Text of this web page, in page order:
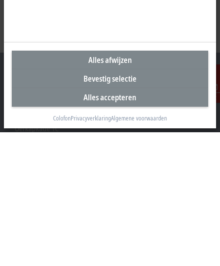
Contact
Hoofdkantoor Nederland
Beckhoff Automation B.V.
Oerkapkade 1C
Alles afwijzen
Bevestig selectie
Alles accepteren
ColofonPrivacyverklaringAlgemene voorwaarden